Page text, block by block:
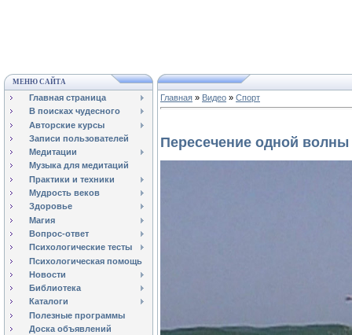
МЕНЮ САЙТА
Главная страница
В поисках чудесного
Авторские курсы
Записи пользователей
Медитации
Музыка для медитаций
Практики и техники
Мудрость веков
Здоровье
Магия
Вопрос-ответ
Психологические тесты
Психологическая помощь
Новости
Библиотека
Каталоги
Полезные программы
Доска объявлений
Главная » Видео » Спорт
Пересечение одной волны